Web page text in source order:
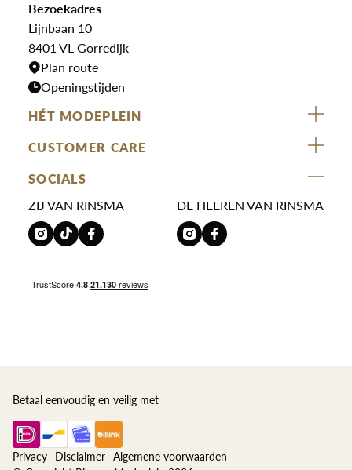
Bekijk alle merken >
Jurken
Rokken
T-shirts
Bezoekadres
Lijnbaan 10
8401 VL Gorredijk
Plan route
Openingstijden
HÉT MODEPLEIN
ZIJ VAN RINSMA
DE HEEREN VAN RINSMA
RINSMA.CONCEPTS
Eten en drinken
Werken bij RINSMA
CUSTOMER CARE
Veelgestelde vragen
Retourneren & Ruilen
Betaalmethoden
Contact
SOCIALS
ZIJ VAN RINSMA
DE HEEREN VAN RINSMA
Betaal eenvoudig en veilig met
Privacy Disclaimer Algemene voorwaarden